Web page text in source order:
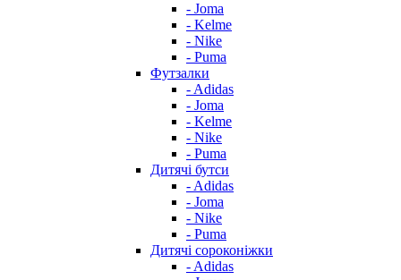
- Joma
- Kelme
- Nike
- Puma
Футзалки
- Adidas
- Joma
- Kelme
- Nike
- Puma
Дитячі бутси
- Adidas
- Joma
- Nike
- Puma
Дитячі сороконіжки
- Adidas